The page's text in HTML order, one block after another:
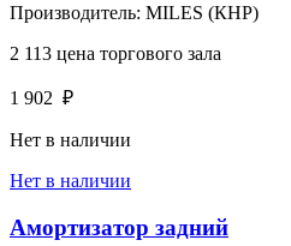
Производитель: MILES (КНР)
2 113 цена торгового зала
1 902 ₽
Нет в наличии
Нет в наличии
Амортизатор задний